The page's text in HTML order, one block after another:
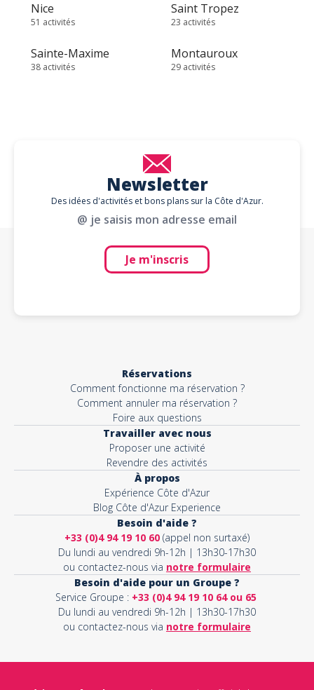
Nice
51 activités
Saint Tropez
23 activités
Sainte-Maxime
38 activités
Montauroux
29 activités
Newsletter
Des idées d'activités et bons plans sur la Côte d'Azur.
@ je saisis mon adresse email
Je m'inscris
Réservations
Comment fonctionne ma réservation ?
Comment annuler ma réservation ?
Foire aux questions
Travailler avec nous
Proposer une activité
Revendre des activités
À propos
Expérience Côte d'Azur
Blog Côte d'Azur Experience
Besoin d'aide ?
+33 (0)4 94 19 10 60 (appel non surtaxé)
Du lundi au vendredi 9h-12h | 13h30-17h30
ou contactez-nous via notre formulaire
Besoin d'aide pour un Groupe ?
Service Groupe : +33 (0)4 94 19 10 64 ou 65
Du lundi au vendredi 9h-12h | 13h30-17h30
ou contactez-nous via notre formulaire